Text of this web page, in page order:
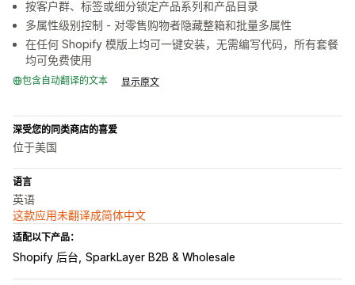
按客户群、标签或细分锁定产品系列和产品目录
多属性级别控制 - 对零售购物者隐藏整箱和批量多属性
在任何 Shopify 模版上均可一键安装，无需编写代码，所有套餐
均可免费使用
包含自动翻译的文本 显示原文
深受您的同类商店的喜爱
位于美国
语言
英语
这款应用未翻译成简体中文
适配以下产品：
Shopify 后台 SparkLayer B2B & Wholesale